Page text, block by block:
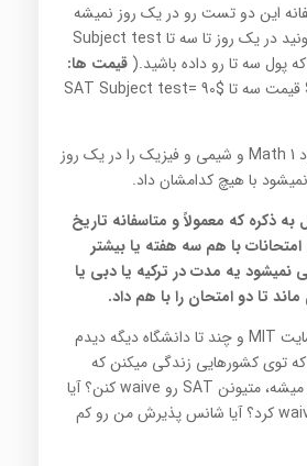
این دو تست رو در یک روز نمیشه
داد. البته شما میتونید در یک روز تا سه تا Subject test
پول سه تا رو داده باشید.( قیمت ها:
قیمت SAT= 81$ قیمت سه تا SAT Subject test= 90$
برای مثال می شود Math 1 و شیمی و فیزیک را در یک روز
به ذکره که معمولاً و متاسفانه تاریخ
با هم سه هفته یا بیشتر
نمیشود یه مدت در ترکیه یا دبی یا
تا دو امتحان را با هم داد.
من توی سایت MIT و چند تا دانشگاه دیگه دیدم
توی کشورهایی زندگی میکنن که
توش SAT برگزار میشه، متیونن SAT رو waive کنن؟ آیا
میشه SAT رو waive کرد؟ آیا شانس پذیرش من رو کم